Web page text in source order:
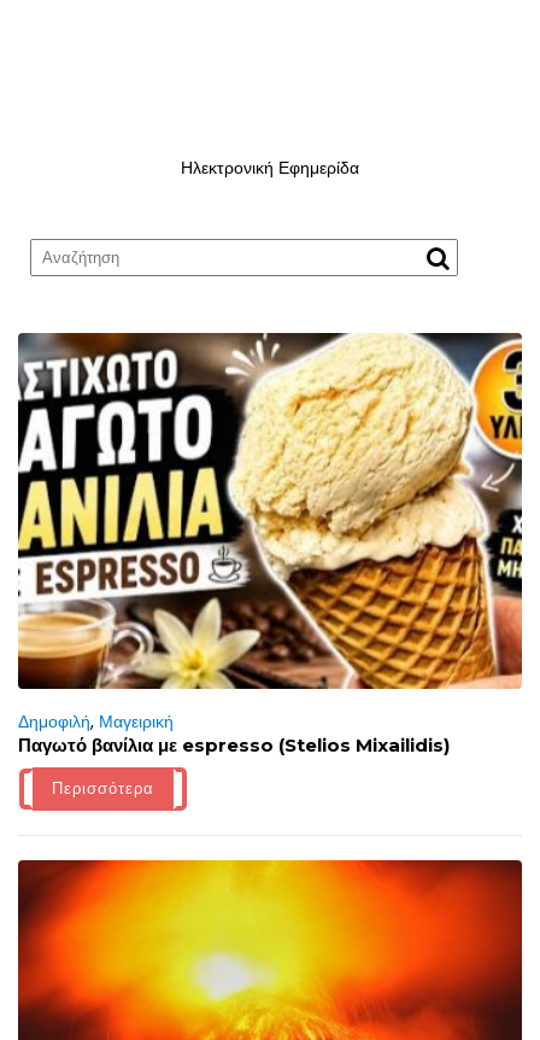
Ηλεκτρονική Εφημερίδα
Δημοφιλή, Μαγειρική
Παγωτό βανίλια με espresso (Stelios Mixailidis)
Περισσότερα